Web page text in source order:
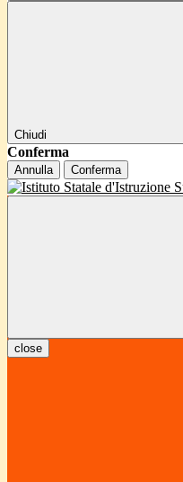
Chiudi
Conferma
Annulla Conferma
close